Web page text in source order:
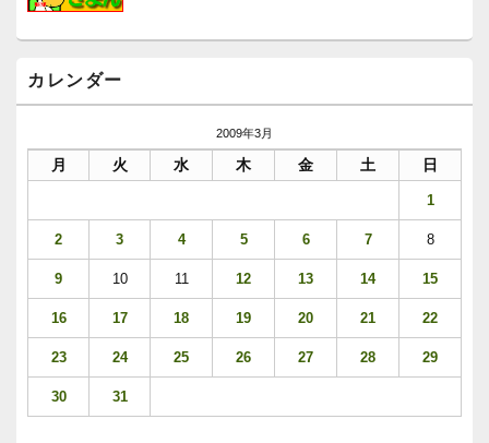
カレンダー
2009年3月
月 火 水 木 金 土 日
1
2 3 4 5 6 7 8
9 10 11 12 13 14 15
16 17 18 19 20 21 22
23 24 25 26 27 28 29
30 31